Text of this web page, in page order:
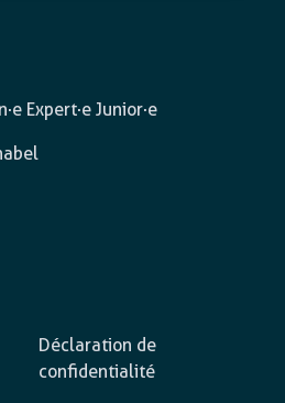
Expert·e Junior·e
Déclaration de
confidentialité